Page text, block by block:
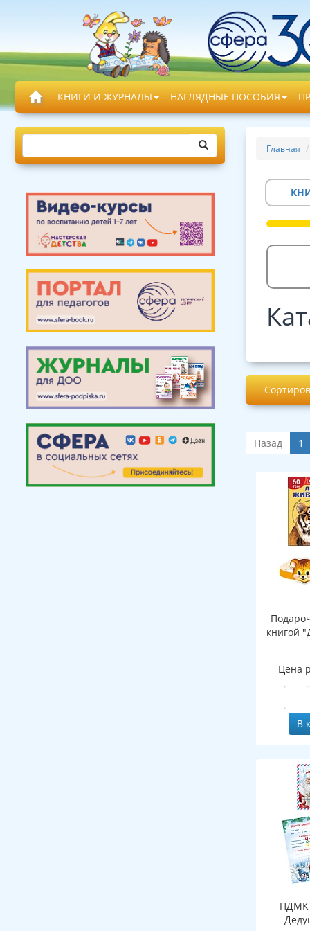
КНИГИ И ЖУРНАЛЫ НАГЛЯДНЫЕ ПОСОБИЯ
Главная
Назад 1
книгой
Цена
−
В